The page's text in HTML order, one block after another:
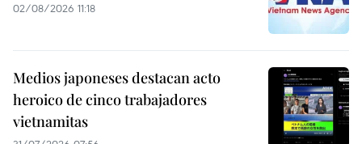
02/08/2026 11:18
Medios japoneses destacan acto
heroico de cinco trabajadores
vietnamitas